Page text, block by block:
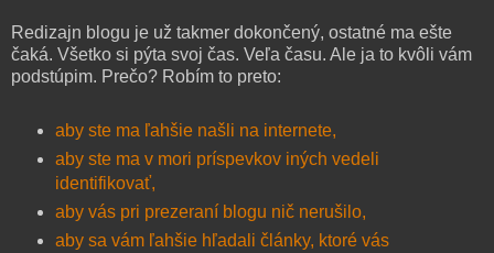
Redizajn blogu je už takmer dokončený, ostatné ma ešte
čaká. Všetko si pýta svoj čas. Veľa času. Ale ja to kvôli vám
podstúpim. Prečo? Robím to preto:
aby ste ma ľahšie našli na internete,
aby ste ma v mori príspevkov iných vedeli
identifikovať,
aby vás pri prezeraní blogu nič nerušilo,
aby sa vám ľahšie hľadali články, ktoré vás